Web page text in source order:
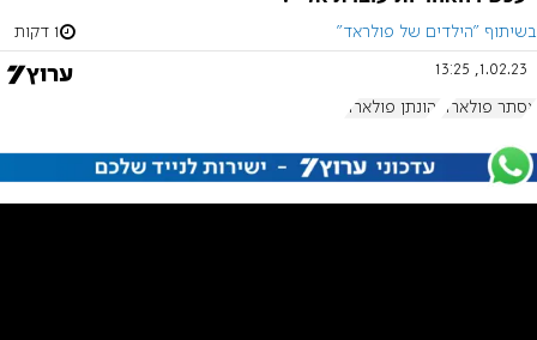
בשיתוף "הילדים של פולראד" 1 דקות
1.02.23, 13:25
אסתר פולארד יהונתן פולארד